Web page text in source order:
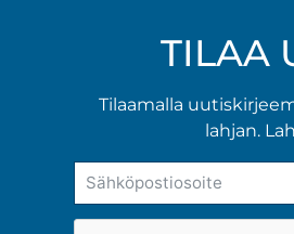
TILAA
Tilaamalla
lahjan.